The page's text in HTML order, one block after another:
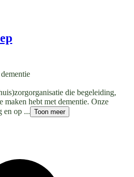
die begeleiding,
maken hebt met dementie. Onze
en op ... Toon meer